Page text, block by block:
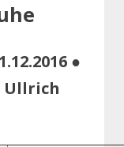
●
Ullrich